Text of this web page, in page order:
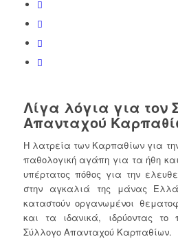
Λίγα λόγια για τον
Απανταχού
Η λατρεία των Καρπαθίων για
παθολογική αγάπη για τα ήθη
υπέρτατος πόθος για την
στην αγκαλιά της μάνας
καταστούν οργανωμένοι
και τα ιδανικά, ιδρύοντας το
Σύλλογο Απανταχού Καρπαθίων.